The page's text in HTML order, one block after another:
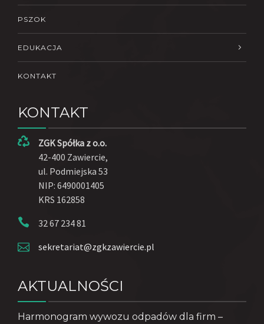
PSZOK
EDUKACJA
KONTAKT
KONTAKT
ZGK Spółka z o.o.
42-400 Zawiercie,
ul. Podmiejska 53
NIP: 6490001405
KRS 162858
32 67 234 81
sekretariat@zgkzawiercie.pl
AKTUALNOŚCI
Harmonogram wywozu odpadów dla firm –